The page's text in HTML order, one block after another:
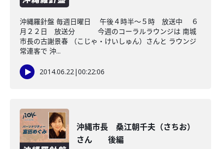
沖縄羅針盤 毎週日曜日 午後４時半～５時 放送中 ６
月２２日 放送分 今週のコーラルラウンジは 南城
市長の古謝景春 （こじゃ・けいしゅん）さんと ラウンジ
常連客で 沖...
2014.06.22|00:22:06
沖縄市長 桑江朝千夫（さちお）
さん 後編